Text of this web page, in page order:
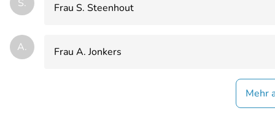
S. Frau S. Steenhout
A. Frau A. Jonkers
Mehr